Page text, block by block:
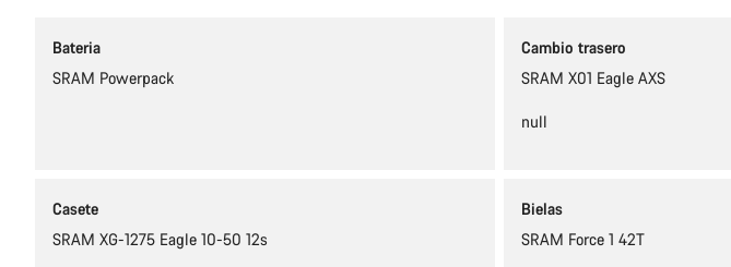
Bateria
SRAM Powerpack
Cambio trasero
SRAM X01 Eagle AXS
null
Casete
SRAM XG-1275 Eagle 10-50 12s
Bielas
SRAM Force 1 42T